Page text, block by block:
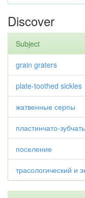
Discover
Subject
grain graters
plate-toothed sickles
жатвенные серпы
пластинчато-
поселение
трасологический и